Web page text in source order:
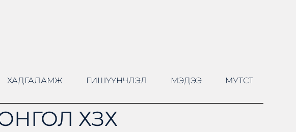
ХАДГАЛАМЖ ГИШҮҮНЧЛЭЛ МЭДЭЭ МУТСТ
ХЗХ